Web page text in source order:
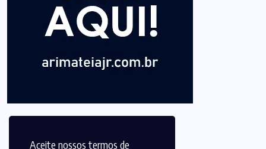
Aceite nossos termos de